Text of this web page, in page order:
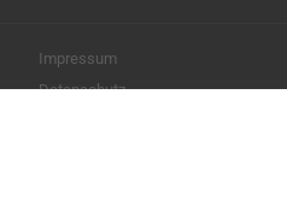
Impressum
Datenschutz